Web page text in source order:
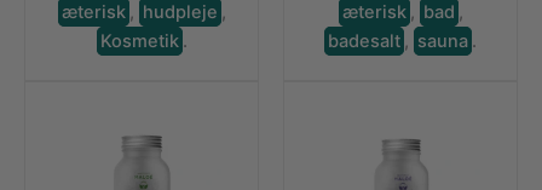
æterisk , hudpleje ,
Kosmetik .
æterisk , bad ,
badesalt , sauna .